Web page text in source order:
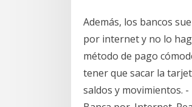
Además, los bancos
por internet y no lo
método de pago
tener que sacar la
saldos y movimientos.